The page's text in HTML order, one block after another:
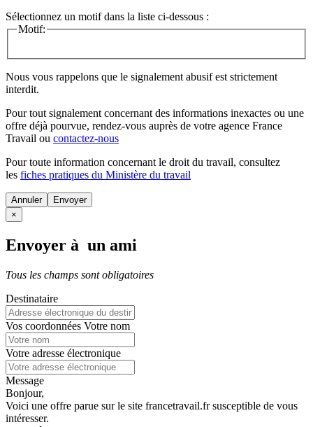
Sélectionnez un motif dans la liste ci-dessous :
Motif:
Nous vous rappelons que le signalement abusif est strictement
interdit.
Pour tout signalement concernant des informations inexactes ou une
offre déjà pourvue, rendez-vous auprès de votre agence France
Travail ou contactez-nous
Pour toute information concernant le droit du travail, consultez
les fiches pratiques du Ministère du travail
Annuler
×
Envoyer à un ami
Tous les champs sont obligatoires
Destinataire
Vos coordonnées Votre nom
Votre adresse électronique
Message
Bonjour,
Voici une offre parue sur le site francetravail.fr susceptible de vous
intéresser.